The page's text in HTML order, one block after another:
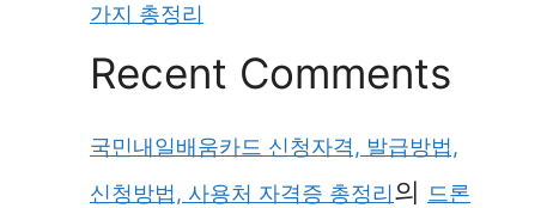
가지 총정리
Recent Comments
국민내일배움카드 신청자격, 발급방법,
신청방법, 사용처 자격증 총정리의 드론